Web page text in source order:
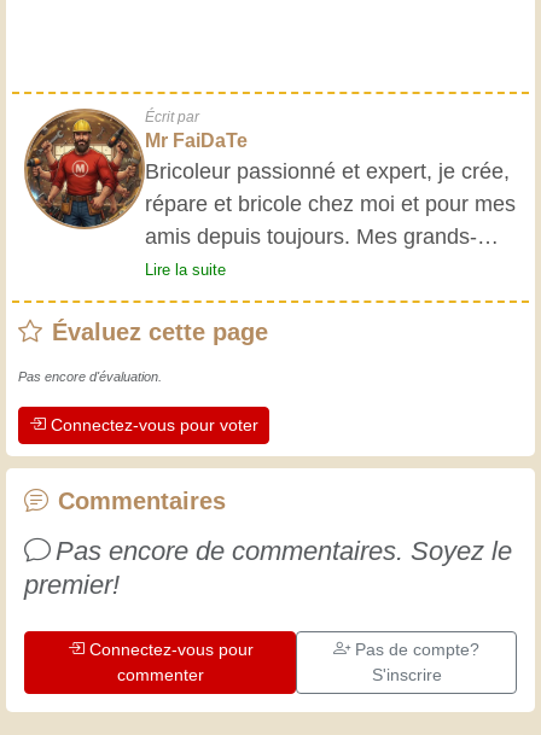
Écrit par
Mr FaiDaTe
Bricoleur passionné et expert, je crée,
répare et bricole chez moi et pour mes
amis depuis toujours. Mes grands-
parents m'ont initié très jeune, et
depuis, j'ai acquis une riche expérience.
L'expérience est essentielle ! Elle nous
professionnels. Apprenons ensemble ;
chaque jour est une occasion de
progresser. Amusez-vous bien !
Lire la suite
Évaluez cette page
Pas encore d'évaluation.
Connectez-vous pour voter
Commentaires
Pas encore de commentaires. Soyez le
premier!
Connectez-vous pour
commenter
Pas de compte?
S'inscrire